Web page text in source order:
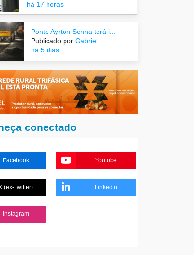
há 17 horas
Ponte Ayrton Senna terá i...
Publicado por Gabriel
há 5 dias
conectado
Facebook Youtube
(ex-Twitter) Linkedin
Instagram